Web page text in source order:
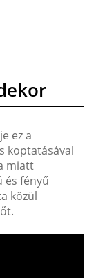
ez a
koptatásával
miatt
fényű
közül